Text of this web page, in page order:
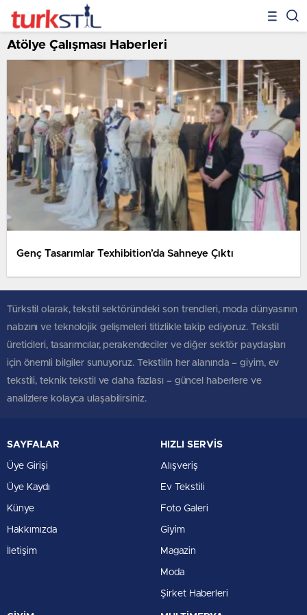
Atölye Çalışması Haberleri
Genç Tasarımlar Texhibition’da Sahneye Çıktı
Türkstil olarak, tekstil sektöründeki son trendleri, moda dünyasının
nabzını ve teknolojik gelişmeleri titizlikle takip ediyoruz. Tekstil
üreticileri, tasarımcılar, perakendeciler ve diğer sektör paydaşları
için önemli bilgiler sunuyoruz. Tekstilin her alanında – giyim, ev
tekstili, teknik tekstil ve daha fazlası – güncel haberlere ve
analizlere kolayca ulaşabilirsiniz.
SAYFALAR
Üye Girişi
Üye Kaydı
Künye
Hakkımızda
İletişim
HIZLI SERVİS
Alışveriş
Ev Tekstili
Foto Galeri
Giyim
Magazin
Moda
Şirket Haberleri